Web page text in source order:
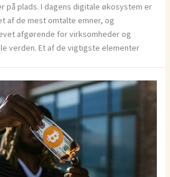
på plads. I dagens digitale økosystem er
af de mest omtalte emner, og
afgørende for virksomheder og
verden. Et af de vigtigste elementer